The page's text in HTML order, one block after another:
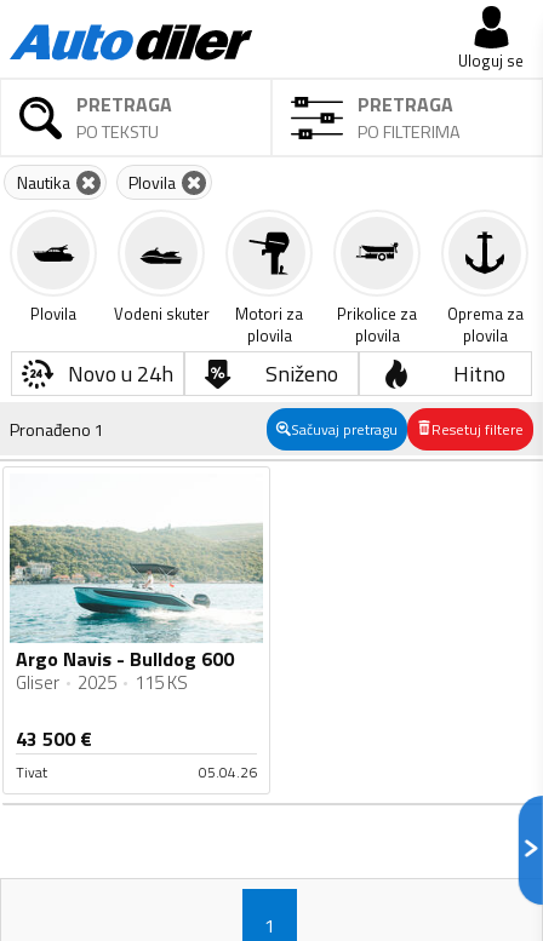
Uloguj se
PRETRAGA
PO TEKSTU
PRETRAGA
PO FILTERIMA
Nautika Plovila
Plovila Vodeni skuter
Motori za
plovila
Prikolice za
plovila
Oprema za
plovila
Novo u 24h Sniženo Hitno
Pronađeno 1 Sačuvaj pretragu Resetuj filtere
Argo Navis - Bulldog 600
Gliser 2025 115 KS
43 500€
Tivat 05.04.26
1